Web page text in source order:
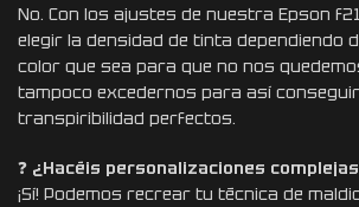
No. Con los ajustes de nuestra Epson
elegir la densidad de tinta dependiendo
color que sea para que no nos
tampoco excedernos para así
transpiribilidad perfectos.
❓ ¿Hacéis personalizaciones
¡Sí! Podemos recrear tu técnica de